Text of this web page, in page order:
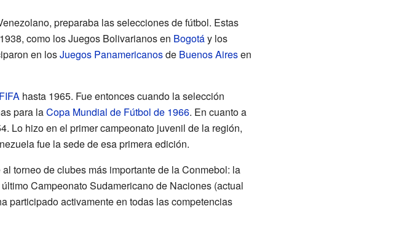
preparaba las selecciones de fútbol. Estas
como los Juegos Bolivarianos en Bogotáy los
en losJuegos Panamericanosde Buenos Airesen
FIFAhasta 1965. Fue entonces cuando la selección
para laCopa Mundial de Fútbol de 1966. En cuanto a
Lo hizo en el primer campeonato juvenil de la región,
fue la sede de esa primera edición.
torneo de clubes más importante de la Conmebol: la
Campeonato Sudamericano de Naciones (actual
participado activamente en todas las competencias